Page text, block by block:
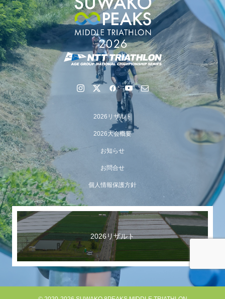
【会議報告】諏訪地域６市町村連絡会議を開催しました
【イベント報告】Luminaオンラインガイドツアーが開催
されました
2026リザルト
2026大会概要
お知らせ
お問合せ
個人情報保護方針
2026リザルト